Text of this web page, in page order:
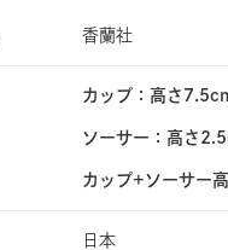
香蘭社
カップ：高さ
ソーサー：高さ
カップ+ソーサー
日本